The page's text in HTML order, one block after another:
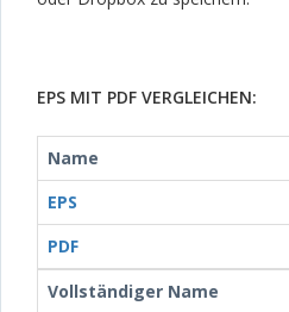
EPS MIT PDF VERGLEICHEN:
Name
EPS
PDF
Vollständiger Name